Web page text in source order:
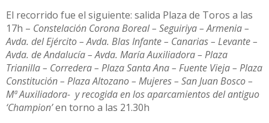
El recorrido fue el siguiente: salida Plaza de Toros a las
17h – Constelación Corona Boreal – Seguiriya – Armenia –
Avda. del Ejército – Avda. Blas Infante – Canarias – Levante –
Avda. de Andalucía – Avda. María Auxiliadora – Plaza
Trianilla – Corredera – Plaza Santa Ana – Fuente Vieja – Plaza
Constitución – Plaza Altozano – Mujeres – San Juan Bosco –
Mª Auxiliadora- y recogida en los aparcamientos del antiguo
‘Champion’en torno a las 21.30h